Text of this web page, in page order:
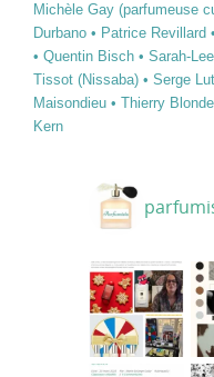
Michèle Gay (parfumeuse
Durbano • Patrice Revillard
• Quentin Bisch • Sarah-
Tissot (Nissaba) • Serge
Maisondieu • Thierry
Kern